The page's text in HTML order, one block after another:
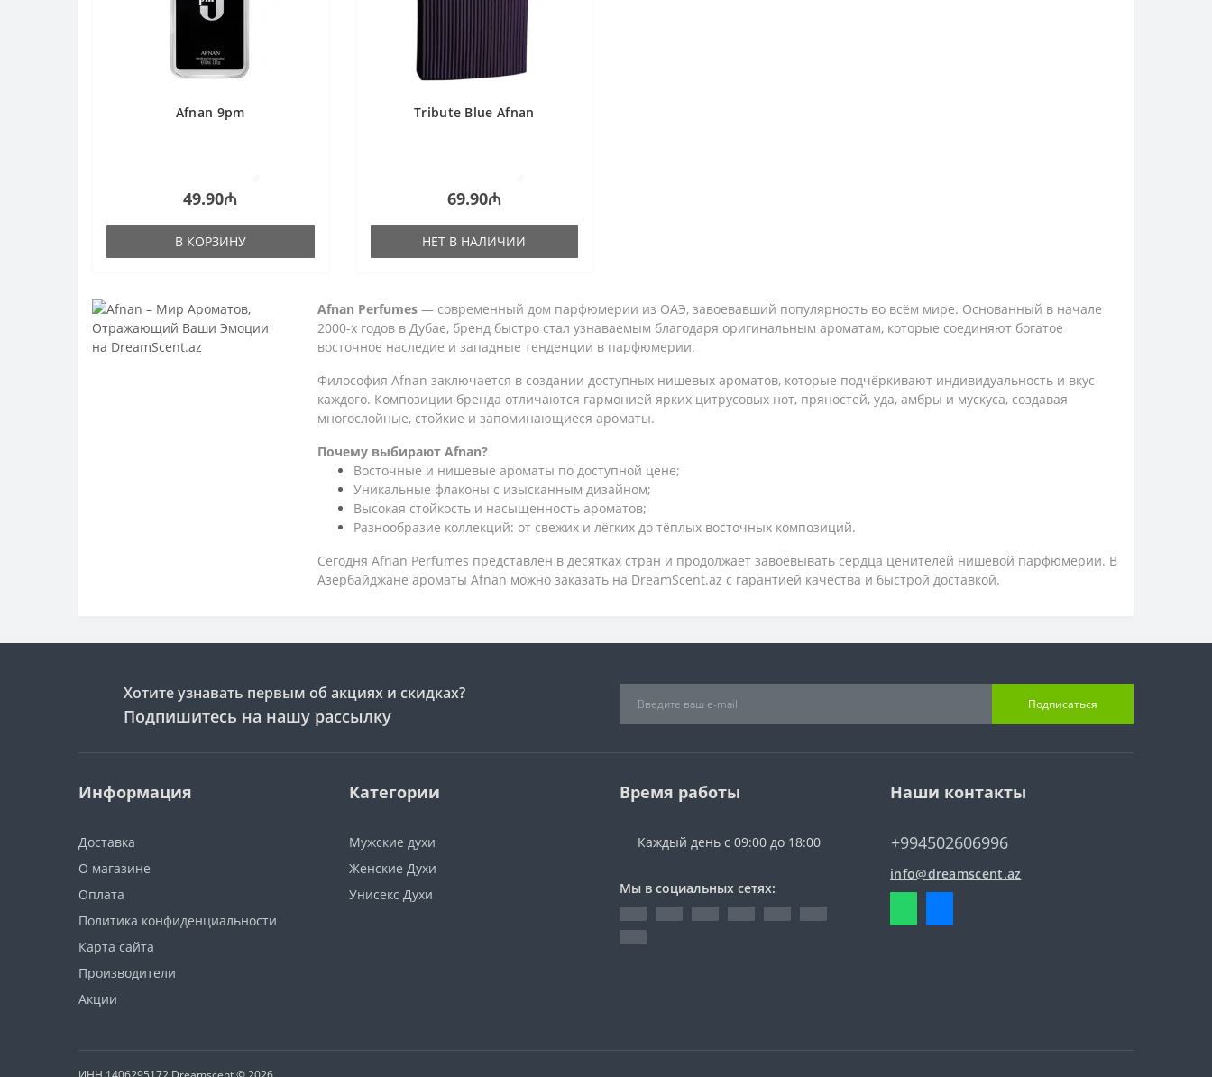
Afnan 9pm
49.90₼
В КОРЗИНУ
Tribute Blue Afnan
69.90₼
НЕТ В НАЛИЧИИ
Afnan Perfumes — современный дом парфюмерии из ОАЭ, завоевавший популярность во всём мире. Основанный в начале
2000-х годов в Дубае, бренд быстро стал узнаваемым благодаря оригинальным ароматам, которые соединяют богатое
восточное наследие и западные тенденции в парфюмерии.
Философия Afnan заключается в создании доступных нишевых ароматов, которые подчёркивают индивидуальность и вкус
каждого. Композиции бренда отличаются гармонией ярких цитрусовых нот, пряностей, уда, амбры и мускуса, создавая
многослойные, стойкие и запоминающиеся ароматы.
Почему выбирают Afnan?
Восточные и нишевые ароматы по доступной цене;
Уникальные флаконы с изысканным дизайном;
Высокая стойкость и насыщенность ароматов;
Разнообразие коллекций: от свежих и лёгких до тёплых восточных композиций.
СегодняAfnan Perfumes представлен в десятках стран и продолжает завоёвывать сердца ценителей нишевой парфюмерии. В
Азербайджане ароматы Afnan можно заказать на DreamScent.az с гарантией качества и быстрой доставкой.
Хотите узнавать первым об акциях и скидках?
Подпишитесь на нашу рассылку
Подписаться
Информация
Доставка
О магазине
Оплата
Политика конфиденциальности
Карта сайта
Производители
Акции
Категории
Мужские духи
Женские Духи
Унисекс Духи
Время работы
Каждый день с 09:00 до 18:00
Мы в социальных сетях:
Наши контакты
+994502606996
info@dreamscent.az